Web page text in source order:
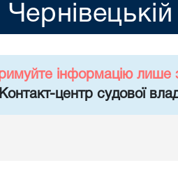
інформацію лише
центр судової